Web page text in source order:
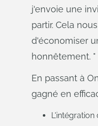
j'envoie une
partir. Cela
d'économiser
honnêtement. "
En passant à
gagné en